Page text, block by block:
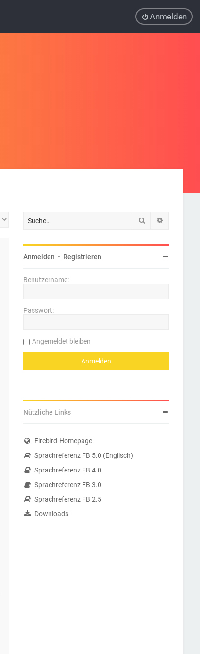
Anmelden
Suche
Anmelden • Registrieren
Benutzername:
Passwort:
Angemeldet bleiben
Nützliche Links
Firebird-Homepage
Sprachreferenz FB 5.0 (Englisch)
Sprachreferenz FB 4.0
Sprachreferenz FB 3.0
Sprachreferenz FB 2.5
Downloads